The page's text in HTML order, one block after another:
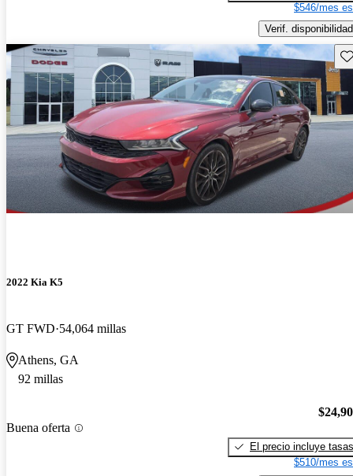
$546/mes
Verif. disponibilidad
2022 Kia K5
GT FWD 54,064 millas
Athens, GA
92 millas
Buena oferta
El precio incluye tasas
$510/mes